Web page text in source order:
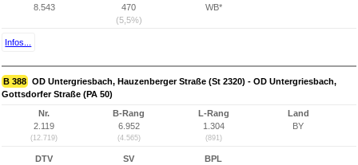
8.543
470
(5,5%)
WB*
Infos...
B 388 OD Untergriesbach, Hauzenberger Straße (St 2320) - OD Untergriesbach,
Gottsdorfer Straße (PA 50)
Nr.
2.119
(12.719)
B-Rang
6.952
(4.565)
L-Rang
1.304
(891)
Land
BY
DTV
SV
BPL